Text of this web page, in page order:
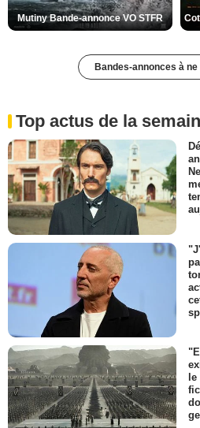
Mutiny Bande-annonce VO STFR
Bandes-annonces à
Top actus de la